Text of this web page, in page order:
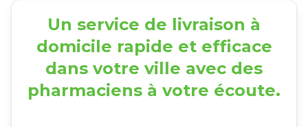
Un service de livraison à
domicile rapide et efficace
dans votre ville avec des
pharmaciens à votre écoute.